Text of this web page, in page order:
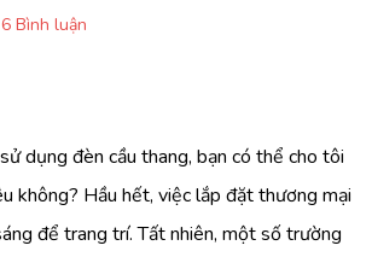
6 Bình luận
dụng đèn cầu thang, bạn có thể cho tôi
không? Hầu hết, việc lắp đặt thương mại
để trang trí. Tất nhiên, một số trường